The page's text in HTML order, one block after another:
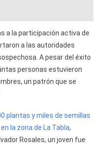
a la participación activa de
a las autoridades
A pesar del éxito
personas estuvieron
un patrón que se
plantas y miles de semillas
la zona de La Tabla,
Rosales, un joven fue